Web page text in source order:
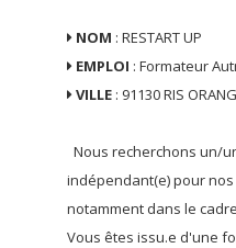
NOM : RESTART UP
EMPLOI : Formateur
VILLE : 91130 RIS
Nous recherchons un/
indépendant(e) pour
notamment dans le
Vous êtes issu.e d'une